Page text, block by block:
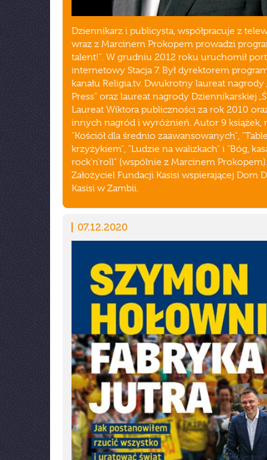
Dziennikarz i publicysta, współpracuje z
wraz z Marcinem Prokopem prowadzi
talent!". W grudniu 2012 roku uruchomił
internetowy Stacja 7. Był dyrektorem
kanału Religia.tv. Dwukrotny laureat nagrody
Press” oraz laureat nagrody Dziennikarskiej
Laureat Wiktora publiczności za rok 2010
innych nagród i wyróżnień. Autor 9 książek,
"Kościół dla średnio zaawansowanych",
krzyżykiem", "Ludzie na walizkach" i "Bóg,
rock’n’roll" (wspólnie z Marcinem Prokopem).
Założyciel Fundacji Kasisi wspierającej Dom
Kasisi w Zambii.
07.12.2020